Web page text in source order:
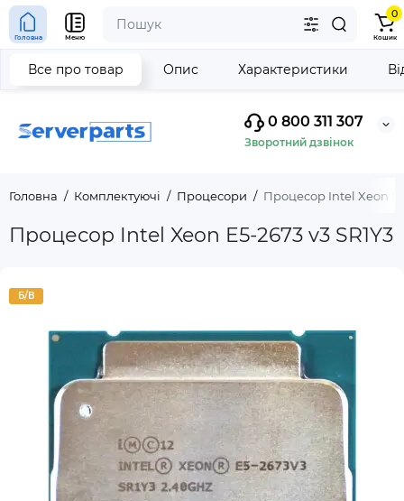
0 800 311 307
Зворотний дзвінок
Головна Меню
0
Кошик
Головна Комплектуючі Процесори Процесор Intel Xeon
Процесор Intel Xeon E5-2673 v3 SR1Y3
Все про товар Опис Характеристики
Б/В